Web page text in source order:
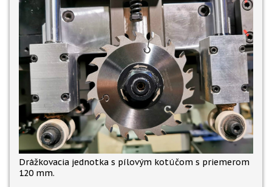
Drážkovacia jednotka s pílovým kotúčom s priemerom
120 mm.